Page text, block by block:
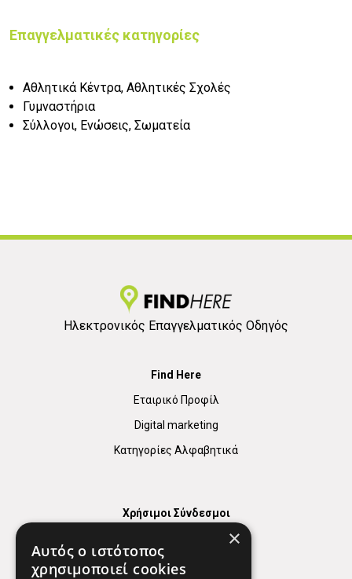
Επαγγελματικές κατηγορίες
Αθλητικά Κέντρα, Αθλητικές Σχολές
Γυμναστήρια
Σύλλογοι, Ενώσεις, Σωματεία
Ηλεκτρονικός Επαγγελματικός Οδηγός
Find Here
Εταιρικό Προφίλ
Digital marketing
Κατηγορίες Αλφαβητικά
Χρήσιμοι Σύνδεσμοι
Χρήσιμα Τηλέφωνα
×
Αυτός ο ιστότοπος
χρησιμοποιεί cookies